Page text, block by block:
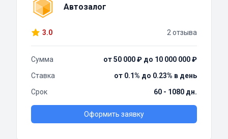
Автозалог
3.0 2 отзыва
Сумма
от 50 000 ₽ до 10 000 000 ₽
Ставка
от 0.1% до 0.23% в день
Срок
60 - 1080 дн.
Оформить заявку